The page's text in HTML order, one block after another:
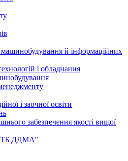
машинобудування й інформаційних
і обладнання
і заочної освіти
забезпечення якості вищої
ДДМА"